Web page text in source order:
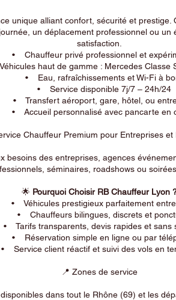
unique alliant confort, sécurité et
un déplacement professionnel ou
satisfaction.
• Chauffeur privé professionnel et
haut de gamme : Mercedes Classe
• Eau, rafraîchissements et Wi-Fi à
• Service disponible 7j/7 – 24h/24
• Transfert aéroport, gare, hôtel, ou
• Accueil personnalisé avec pancarte en
Chauffeur Premium pour Entreprises et
besoins des entreprises, agences
séminaires, roadshows ou
🌟 Pourquoi Choisir RB Chauffeur Lyon
• Véhicules prestigieux parfaitement
• Chauffeurs bilingues, discrets et
Tarifs transparents, devis rapides et sans
• Réservation simple en ligne ou par
Service client réactif et suivi des vols en
📍 Zones de service
dans tout le Rhône (69) et les